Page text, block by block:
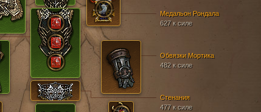
Обвязки Мортика
482 к силе
Стенания
477 к силе
Медальон Рондала
627 к силе